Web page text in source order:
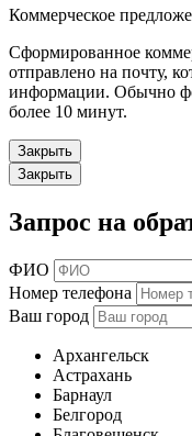
Коммерческое
Сформированное
отправлено на почту,
информации. Обычно
более 10 минут.
Закрыть
Закрыть
Запрос на
ФИО
Номер телефона
Ваш город
Архангельск
Астрахань
Барнаул
Белгород